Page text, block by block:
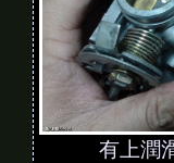
有上潤